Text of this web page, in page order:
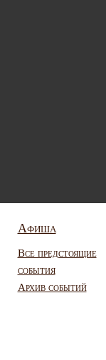
Афиша
Все предстоящие
события
Архив событий